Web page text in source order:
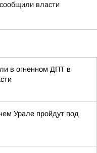
власти
в огненном ДПТ в
Урале пройдут под